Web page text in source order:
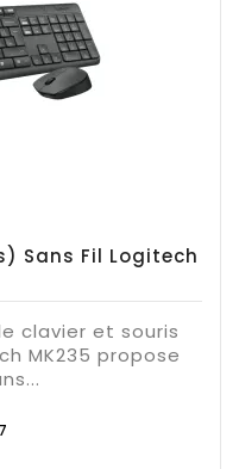
Sans Fil Logitech
clavier et souris
MK235 propose